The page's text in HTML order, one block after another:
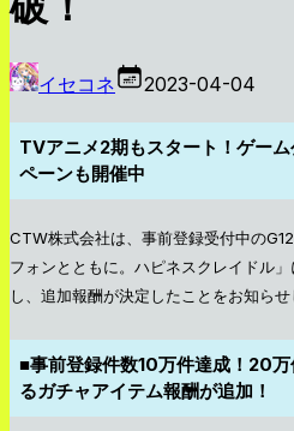
イセコネ 2023-04-04
TVアニメ2期もスタート！ゲー
ペーンも開催中
CTW株式会社は、事前登録受付中の
フォンとともに。ハピネスクレイドル
し、追加報酬が決定したことをお知らせ
■事前登録件数10万件達成！20
るガチャアイテム報酬が追加！